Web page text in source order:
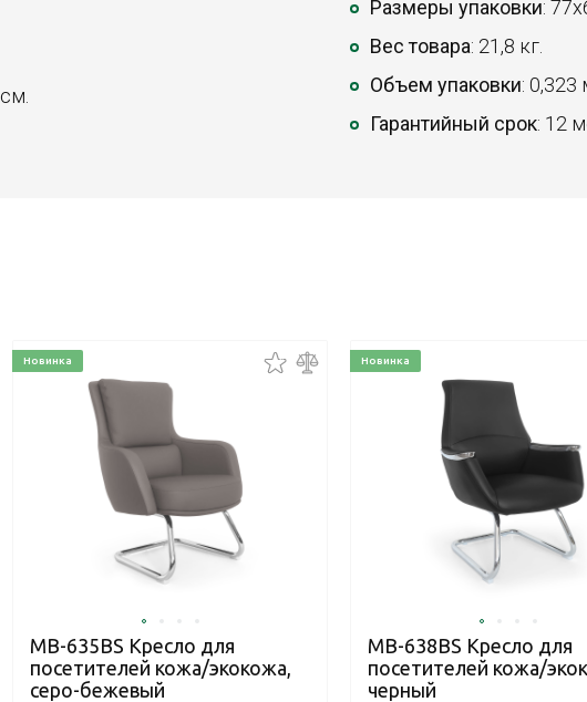
Размеры упаковки:
Вес товара: 21,8 кг.
Объем упаковки: 0,323
Гарантийный срок: 12
Новинка
MB-635BS Кресло для
посетителей кожа/экокожа,
серо-бежевый
Новинка
MB-638BS Кресло для
посетителей кожа/
черный